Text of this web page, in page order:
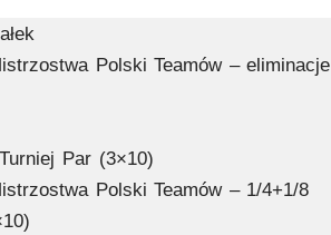
Polski Teamów – eliminacje
Par (3×10)
Polski Teamów – 1/4+1/8